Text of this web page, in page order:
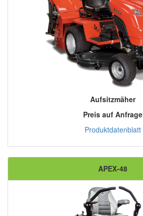
Aufsitzmäher
Preis auf Anfrage
Produktdatenblatt
APEX-48